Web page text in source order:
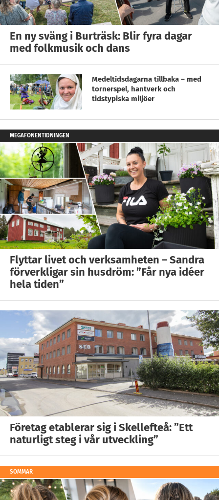
En ny sväng i Burträsk: Blir fyra dagar
med folkmusik och dans
Medeltidsdagarna tillbaka – med
tornerspel, hantverk och
tidstypiska miljöer
MEGAFONENTIDNINGEN
Flyttar livet och verksamheten – Sandra
förverkligar sin husdröm: ”Får nya idéer
hela tiden”
Företag etablerar sig i Skellefteå: ”Ett
naturligt steg i vår utveckling”
SOMMAR